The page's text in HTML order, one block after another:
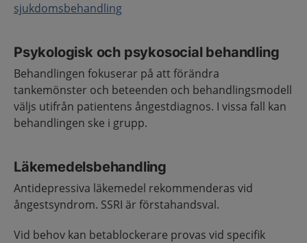
sjukdomsbehandling
Psykologisk och psykosocial behandling
Behandlingen fokuserar på att förändra
tankemönster och beteenden och behandlingsmodell
väljs utifrån patientens ångestdiagnos. I vissa fall kan
behandlingen ske i grupp.
Läkemedelsbehandling
Antidepressiva läkemedel rekommenderas vid
ångestsyndrom. SSRI är förstahandsval.
Vid behov kan betablockerare provas vid specifik